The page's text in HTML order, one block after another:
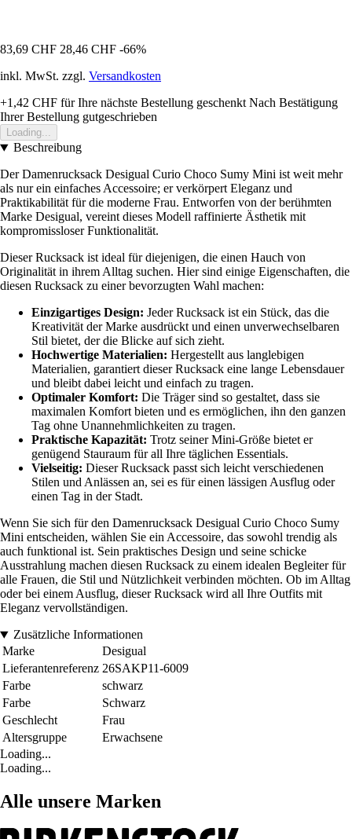
83,69 CHF 28,46 CHF -66%
inkl. MwSt. zzgl. Versandkosten
+1,42 CHF für Ihre nächste Bestellung geschenkt Nach Bestätigung
Ihrer Bestellung gutgeschrieben
Loading...
Beschreibung
Der Damenrucksack Desigual Curio Choco Sumy Mini ist weit mehr
als nur ein einfaches Accessoire; er verkörpert Eleganz und
Praktikabilität für die moderne Frau. Entworfen von der berühmten
Marke Desigual, vereint dieses Modell raffinierte Ästhetik mit
kompromissloser Funktionalität.
Dieser Rucksack ist ideal für diejenigen, die einen Hauch von
Originalität in ihrem Alltag suchen. Hier sind einige Eigenschaften, die
diesen Rucksack zu einer bevorzugten Wahl machen:
Einzigartiges Design: Jeder Rucksack ist ein Stück, das die
Kreativität der Marke ausdrückt und einen unverwechselbaren
Stil bietet, der die Blicke auf sich zieht.
Hochwertige Materialien: Hergestellt aus langlebigen
Materialien, garantiert dieser Rucksack eine lange Lebensdauer
und bleibt dabei leicht und einfach zu tragen.
Optimaler Komfort: Die Träger sind so gestaltet, dass sie
maximalen Komfort bieten und es ermöglichen, ihn den ganzen
Tag ohne Unannehmlichkeiten zu tragen.
Praktische Kapazität: Trotz seiner Mini-Größe bietet er
genügend Stauraum für all Ihre täglichen Essentials.
Vielseitig: Dieser Rucksack passt sich leicht verschiedenen
Stilen und Anlässen an, sei es für einen lässigen Ausflug oder
einen Tag in der Stadt.
Wenn Sie sich für den Damenrucksack Desigual Curio Choco Sumy
Mini entscheiden, wählen Sie ein Accessoire, das sowohl trendig als
auch funktional ist. Sein praktisches Design und seine schicke
Ausstrahlung machen diesen Rucksack zu einem idealen Begleiter für
alle Frauen, die Stil und Nützlichkeit verbinden möchten. Ob im Alltag
oder bei einem Ausflug, dieser Rucksack wird all Ihre Outfits mit
Eleganz vervollständigen.
Zusätzliche Informationen
Marke
Desigual
Lieferantenreferenz 26SAKP11-6009
Farbe
schwarz
Farbe
Schwarz
Geschlecht
Frau
Altersgruppe
Erwachsene
Loading...
Loading...
Alle unsere Marken